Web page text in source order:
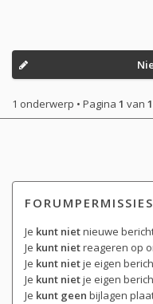
1 onderwerp • Pagina 1 van 1
FORUMPERMISSIES
Je kunt nietnieuwe
Je kunt nietreageren op
Je kunt nietje eigen
Je kunt nietje eigen
Je kunt geen bijlagen